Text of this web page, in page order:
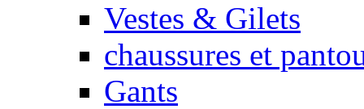
Vestes & Gilets
chaussures et
Gants